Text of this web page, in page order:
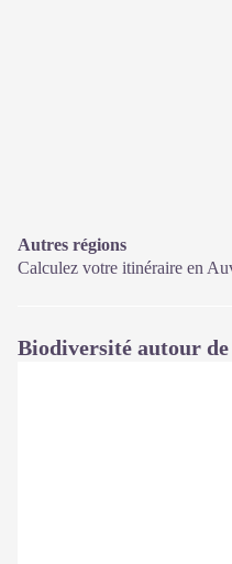
Autres régions
Calculez votre itinéraire en
Biodiversité autour